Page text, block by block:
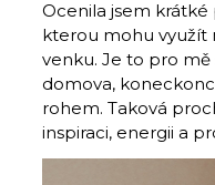
Ocenila jsem
kterou mohu využít
venku. Je to pro mě
domova,
rohem. Taková
inspiraci, energii a